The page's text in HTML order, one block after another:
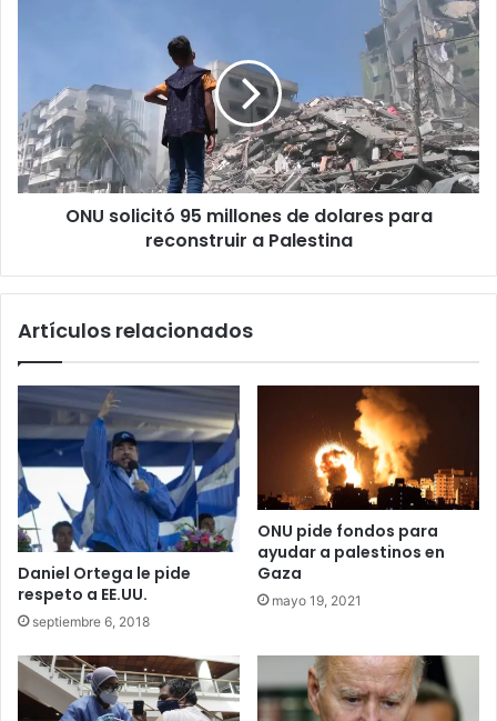
dolares
para
reconstruir
a
PalestinaONU solicitó 95 millones de dolares para
reconstruir a Palestina
Artículos relacionados
Daniel Ortega le pide
respeto a EE.UU.
septiembre 6, 2018
ONU pide fondos para
ayudar a palestinos en
Gaza
mayo 19, 2021